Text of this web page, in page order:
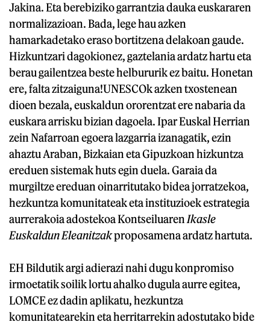
Jakina. Eta berebiziko garrantzia dauka euskararen
normalizazioan. Bada, lege hau azken
hamarkadetako eraso bortitzena delakoan gaude.
Hizkuntzari dagokionez, gaztelania ardatz hartu eta
berau gailentzea beste helbururik ez baitu. Honetan
ere, falta zitzaiguna!UNESCOk azken txostenean
dioen bezala, euskaldun ororentzat ere nabaria da
euskara arrisku bizian dagoela. Ipar Euskal Herrian
zein Nafarroan egoera lazgarria izanagatik, ezin
ahaztu Araban, Bizkaian eta Gipuzkoan hizkuntza
ereduen sistemak huts egin duela. Garaia da
murgiltze ereduan oinarritutako bidea jorratzekoa,
hezkuntza komunitateak eta instituzioek estrategia
aurrerakoia adostekoa Kontseiluaren Ikasle
Euskaldun Eleanitzakproposamena ardatz hartuta.
EH Bildutik argi adierazi nahi dugu konpromiso
irmoetatik soilik lortu ahalko dugula aurre egitea,
LOMCE ez dadin aplikatu, hezkuntza
komunitatearekin eta herritarrekin adostutako bide